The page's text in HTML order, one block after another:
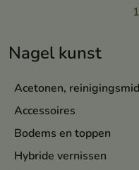
Nagel kunst
Acetonen,
Accessoires
Bodems en toppen
Hybride vernissen
1